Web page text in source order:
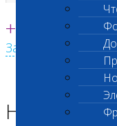
Единая круглосуточная
+7 495 260
Заказать звонок с
Главная страница
Новости